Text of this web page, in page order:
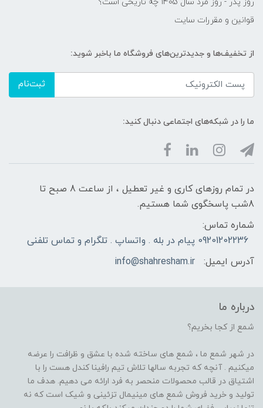
قوانین و مقررات سایت
از تخفیف‌ها و جدیدترین‌های فروشگاه ما باخبر شوید:
ثبت‌نام
ما را در شبکه‌های اجتماعی دنبال کنید:
در تمام روزهای کاری و غیر تعطیل ، از ساعت 8 صبح تا
8شب پاسخگوی شما هستیم.
شماره تماس:
09201202236 پیام در بله . واتساپ . تلگرام و تماس تلفنی
آدرس ایمیل:
info@shahresham.ir
درباره ما
شمع از کجا بخریم؟
در شهر شمع ما ، شمع های ساخته شده با عشق و ظرافت را عرضه
میکنیم . آنچه که تجربه سالها تلاش تیم رافینا کندل هست را با
اشتیاق در قالب محصولات منحصر به فرد ارائه می دهیم. هدف ما
تولید و خرید فروش شمع های مینیمال تزئینی و شیک است که نه